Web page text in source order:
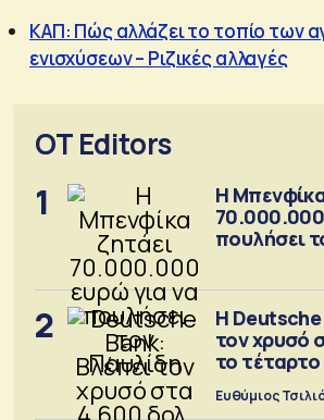
ΚΑΠ: Πώς αλλάζει το τοπίο των
ενισχύσεων – Ριζικές αλλαγές
OT Editors
1
Η
70.000.000
πουλήσει
2
Η Deutsche
τον χρυσό
το
Ευθύμιος